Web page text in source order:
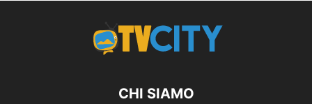
CHI SIAMO